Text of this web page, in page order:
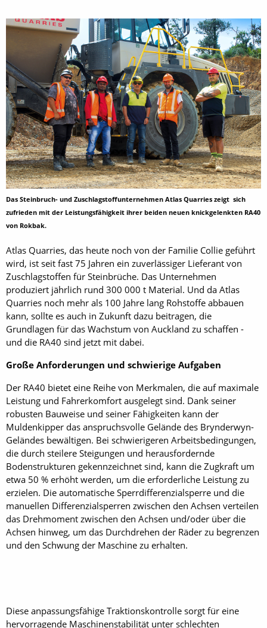
Das Steinbruch- und Zuschlagstoffunternehmen Atlas Quarries zeigt sich
zufrieden mit der Leistungsfähigkeit ihrer beiden neuen knickgelenkten RA40
von Rokbak.
Atlas Quarries, das heute noch von der Familie Collie geführt
wird, ist seit fast 75 Jahren ein zuverlässiger Lieferant von
Zuschlagstoffen für Steinbrüche. Das Unternehmen
produziert jährlich rund 300 000 t Material. Und da Atlas
Quarries noch mehr als 100 Jahre lang Rohstoffe abbauen
kann, sollte es auch in Zukunft dazu beitragen, die
Grundlagen für das Wachstum von Auckland zu schaffen -
und die RA40 sind jetzt mit dabei.
Große Anforderungen und schwierige Aufgaben
Der RA40 bietet eine Reihe von Merkmalen, die auf maximale
Leistung und Fahrerkomfort ausgelegt sind. Dank seiner
robusten Bauweise und seiner Fähigkeiten kann der
Muldenkipper das anspruchsvolle Gelände des Brynderwyn-
Geländes bewältigen. Bei schwierigeren Arbeitsbedingungen,
die durch steilere Steigungen und herausfordernde
Bodenstrukturen gekennzeichnet sind, kann die Zugkraft um
etwa 50 % erhöht werden, um die erforderliche Leistung zu
erzielen. Die automatische Sperrdifferenzialsperre und die
manuellen Differenzialsperren zwischen den Achsen verteilen
das Drehmoment zwischen den Achsen und/oder über die
Achsen hinweg, um das Durchdrehen der Räder zu begrenzen
und den Schwung der Maschine zu erhalten.
Diese anpassungsfähige Traktionskontrolle sorgt für eine
hervorragende Maschinenstabilität unter schlechten